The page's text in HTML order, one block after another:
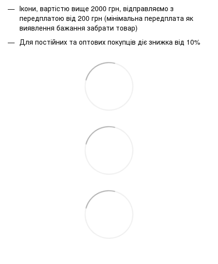
Ікони, вартістю вище 2000 грн, відправляємо з
передплатою від 200 грн (мінімальна передплата як
виявлення бажання забрати товар)
Для постійних та оптових покупців діє знижка від 10%